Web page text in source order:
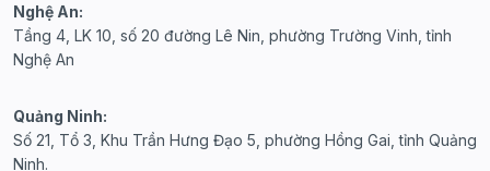
Nghệ An:
Tầng 4, LK 10, số 20 đường Lê Nin, phường Trường Vinh, tỉnh
Nghệ An
Quảng Ninh:
Số 21, Tổ 3, Khu Trần Hưng Đạo 5, phường Hồng Gai, tỉnh Quảng
Ninh.